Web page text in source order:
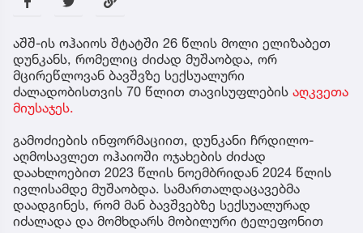
აშშ-ის ოჰაიოს შტატში 26 წლის მოლი ელიზაბეთ
დუნკანს, რომელიც ძიძად მუშაობდა, ორ
მცირეწლოვან ბავშვზე სექსუალური
ძალადობისთვის 70 წლით თავისუფლების აღკვეთა
მიუსაჯეს.
გამოძიების ინფორმაციით, დუნკანი ჩრდილო-
აღმოსავლეთ ოჰაიოში ოჯახების ძიძად
დაახლოებით 2023 წლის ნოემბრიდან 2024 წლის
ივლისამდე მუშაობდა. სამართალდაცავებმა
დაადგინეს, რომ მან ბავშვებზე სექსუალურად
იძალადა და მომხდარს მობილური ტელეფონით